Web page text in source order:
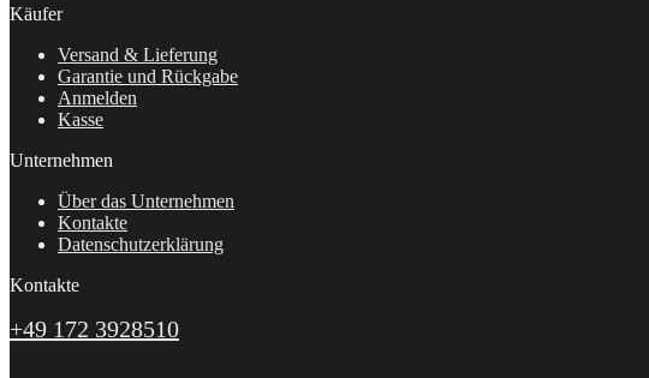
Käufer
Versand & Lieferung
Garantie und Rückgabe
Anmelden
Kasse
Unternehmen
Über das Unternehmen
Kontakte
Datenschutzerklärung
Kontakte
+49 172 3928510